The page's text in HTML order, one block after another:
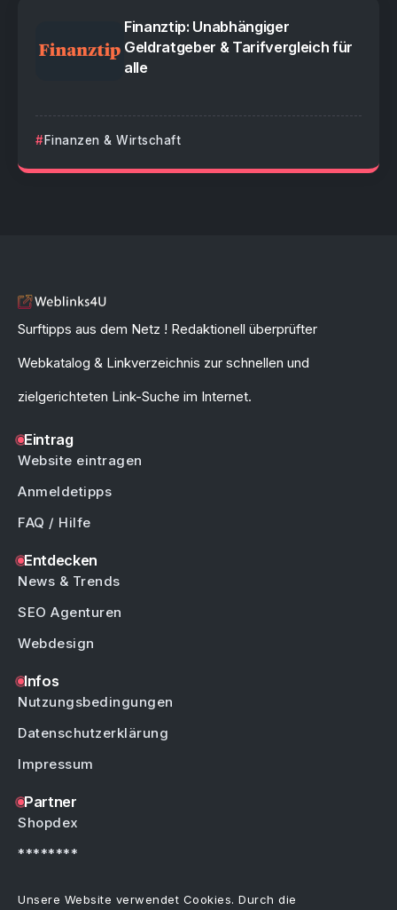
Finanztip: Unabhängiger
Geldratgeber & Tarifvergleich für
alle
Finanzen & Wirtschaft
Surftipps aus dem Netz ! Redaktionell überprüfter
Webkatalog & Linkverzeichnis zur schnellen und
zielgerichteten Link-Suche im Internet.
Eintrag
Website eintragen
Anmeldetipps
FAQ / Hilfe
Entdecken
News & Trends
SEO Agenturen
Webdesign
Infos
Nutzungsbedingungen
Datenschutzerklärung
Impressum
Partner
Shopdex
********
Unsere Website verwendet Cookies. Durch die